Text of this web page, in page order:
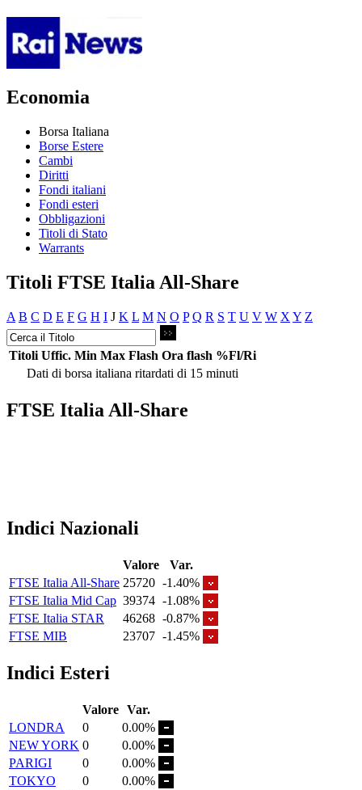
Economia
Borsa Italiana
Borse Estere
Cambi
Diritti
Fondi italiani
Fondi esteri
Obbligazioni
Titoli di Stato
Warrants
Titoli FTSE Italia All-Share
A B C D E F G H I J K L M N O P Q R S T U V W X Y Z
Titoli Uffic. Min Max Flash Ora flash %Fl/Ri
Dati di borsa italiana ritardati di 15 minuti
FTSE Italia All-Share
Indici Nazionali
Valore
Var.
FTSE Italia All-Share 25720 -1.40%
FTSE Italia Mid Cap 39374 -1.08%
FTSE Italia STAR
46268 -0.87%
FTSE MIB
23707 -1.45%
Indici Esteri
Valore Var.
LONDRA
0
0.00%
NEW YORK 0
0.00%
PARIGI
0
0.00%
TOKYO
0
0.00%